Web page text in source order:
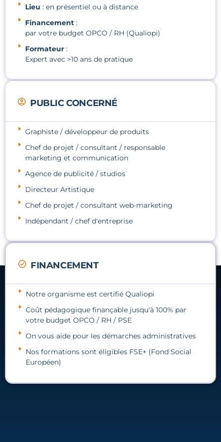
Lieu : en présentiel ou à distance
Financement :
par votre budget OPCO / RH (Qualiopi)
Formateur :
Expert avec >10 ans de pratique
PUBLIC CONCERNÉ
Graphiste / développeur de produits
Chef de projet / consultant / responsable
marketing et communication
Agence de publicité / studios
Directeur Artistique
Chef de projet / consultant web-marketing
Indépendant / chef d'entreprise
FINANCEMENT
Notre organisme est certifié Qualiopi
Coût pédagogique finançable jusqu'à 100% par
votre budget OPCO / RH / PSE
On vous aide pour les démarches administratives
Nos formations sont éligibles FSE+ (Fond Social
Européen)